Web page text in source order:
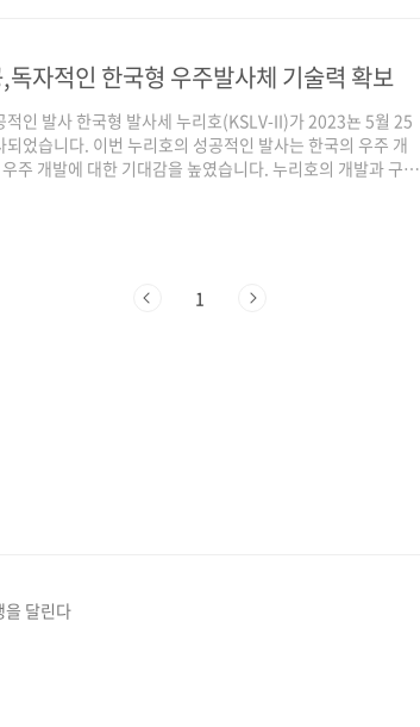
자적인 한국형 우주발사체 기술력 확보
인 발사 한국형 발사세 누리호(KSLV-II)가 2023뇬 5월 25
었습니다. 이번 누리호의 성공적인 발사는 한국의 우주 개
주 개발에 대한 기대감을 높였습니다. 누리호의 개발과 구성
다. 이번 발사에서 누리호는 총 무게 200톤의 최대 탑재량
1
을 달린다